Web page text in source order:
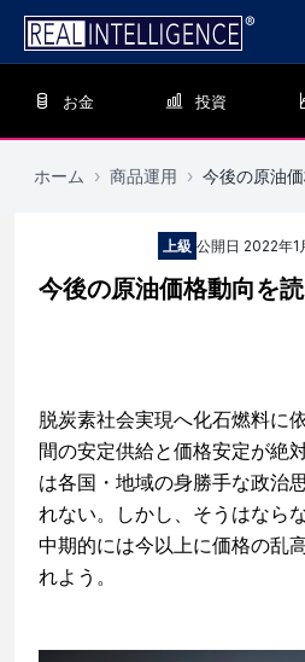
お金 投資
ホーム › 商品運用 › 今後の原油
上級 公開日 2022年1
今後の原油価格動向を
脱炭素社会実現へ化石燃料に
間の安定供給と価格安定が絶
は各国・地域の身勝手な政治
れない。しかし、そうはなら
中期的には今以上に価格の乱
れよう。